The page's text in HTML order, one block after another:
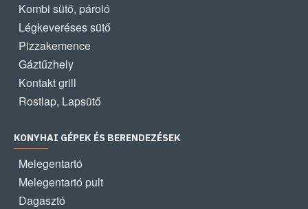
Kombi sütő, pároló
Légkeveréses sütő
Pizzakemence
Gáztűzhely
Kontakt grill
Rostlap, Lapsütő
KONYHAI GÉPEK ÉS BERENDEZÉSEK
Melegentartó
Melegentartó pult
Dagasztó